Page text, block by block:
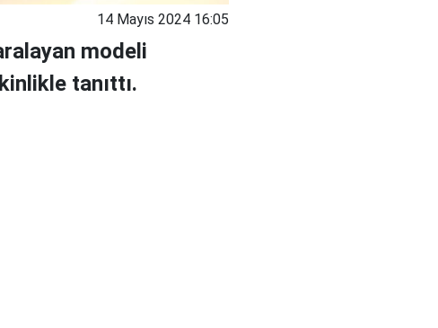
14 Mayıs 2024 16:05
modeli
tanıttı.